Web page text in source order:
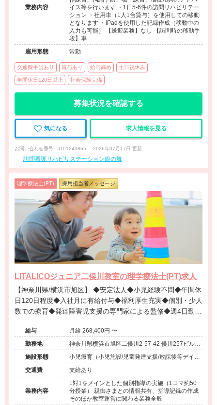
業務内容
イス等を行います ・1日5-6件の訪問リハビリテー
ション ・社用車（1人1台貸与）を使用しての移動
となります ・iPadを使用した記録作成（移動中の
入力も可能） 【送迎業務】なし 【訪問時の移動手
段】車
雇用形態
常勤
交通費手当あり 賞与あり 給与高め 土日祝休み
年間休日120日以上 社会保険完備
募集状況を確認する
気になる 求人情報を見る
お問い合わせ番号 : J101243865 2026年07月17日 更新
訪問看護リハビリステーション銀の舞
理学療法士(PT) 採用担当者メッセージ
LITALICOジュニア二俣川教室の理学療法士(PT)求人
【神奈川県/横浜市旭区】 ◆安定法人◆小児経験不問◆年間休
日120日程度◆入社月に有給付与◆福利厚生充実◆個別・少人
数での療育◆発達障害児支援の専門家による監修◆週4日勤務
給与
月給 268,400円 〜
勤務地
神奈川県横浜市旭区二俣川2-57-42 俣川257ビル3
階
施設形態
小児療育（小児施設/児童発達支援/放課後等デイサ
ービス）
交通費 支給あり
業務内容
1対1をメインとした個別指導の実施（1コマ約50
分授業） 親御さまとの情報共有、指導記録の作成
そのほか教室運営に関わる業務全般